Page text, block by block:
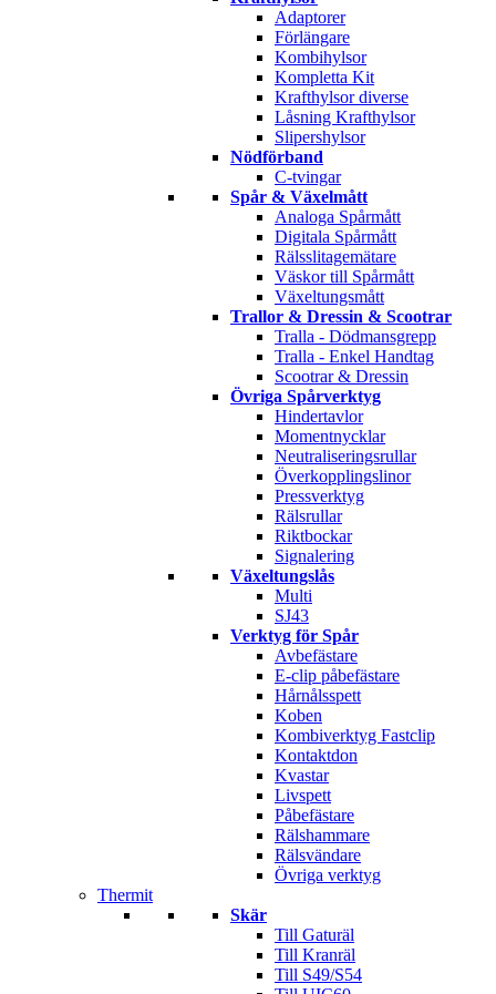
Adaptorer
Förlängare
Kombihylsor
Kompletta Kit
Krafthylsor diverse
Låsning Krafthylsor
Slipershylsor
Nödförband
C-tvingar
Spår & Växelmått
Analoga Spårmått
Digitala Spårmått
Rälsslitagemätare
Väskor till Spårmått
Växeltungsmått
Trallor & Dressin & Scootrar
Tralla - Dödmansgrepp
Tralla - Enkel Handtag
Scootrar & Dressin
Övriga Spårverktyg
Hindertavlor
Momentnycklar
Neutraliseringsrullar
Överkopplingslinor
Pressverktyg
Rälsrullar
Riktbockar
Signalering
Växeltungslås
Multi
SJ43
Verktyg för Spår
Avbefästare
E-clip påbefästare
Hårnålsspett
Koben
Kombiverktyg Fastclip
Kontaktdon
Kvastar
Livspett
Påbefästare
Rälshammare
Rälsvändare
Övriga verktyg
Thermit
Skär
Till Gaturäl
Till Kranräl
Till S49/S54